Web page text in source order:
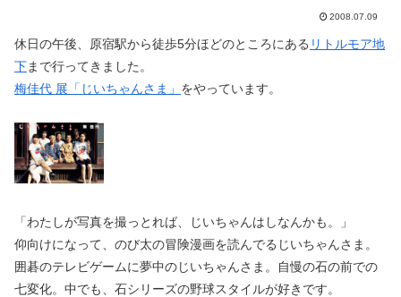
2008.07.09
休日の午後、原宿駅から徒歩5分ほどのところにある リトルモア地
下まで行ってきました。
梅佳代 展「じいちゃんさま」 をやっています。
「わたしが写真を撮っとれば、じいちゃんはしなんかも。」
仰向けになって、のび太の冒険漫画を読んでるじいちゃんさま。
囲碁のテレビゲームに夢中のじいちゃんさま。自慢の石の前での
七変化。中でも、石シリーズの野球スタイルが好きです。